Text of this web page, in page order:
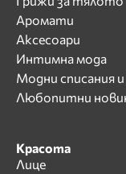
Аромати
Аксесоари
Интимна мода
Модни списания и
Любопитни
Красота
Лице